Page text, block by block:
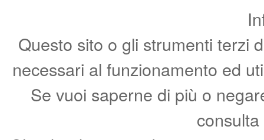
Questo sito o gli strumenti terzi
necessari al funzionamento ed
Se vuoi saperne di più o